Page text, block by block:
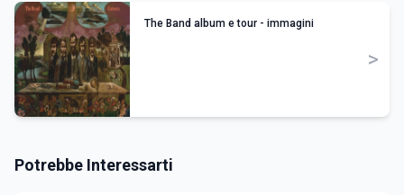
The Band album e tour - immagini
>
Potrebbe Interessarti